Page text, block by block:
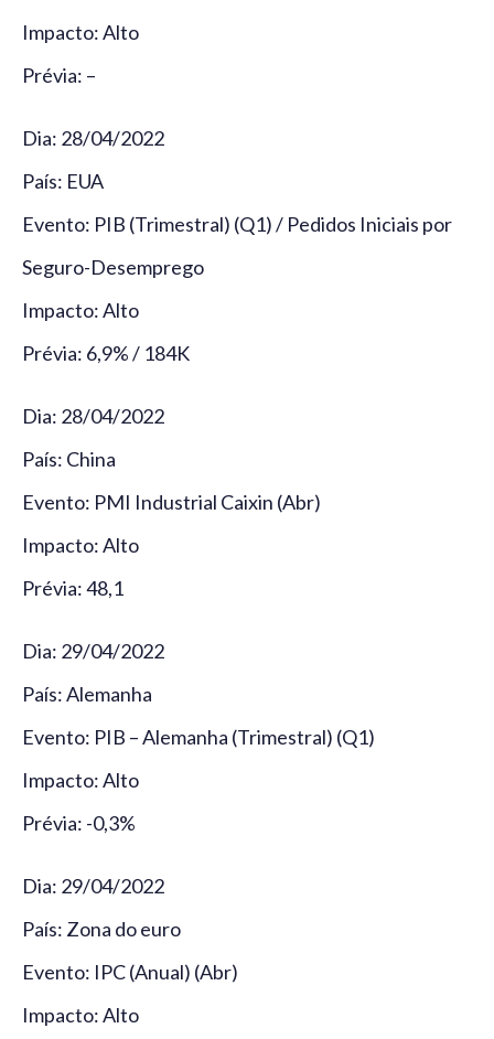
Impacto: Alto
Prévia: –
Dia: 28/04/2022
País: EUA
Evento: PIB (Trimestral) (Q1) / Pedidos Iniciais por
Seguro-Desemprego
Impacto: Alto
Prévia: 6,9% / 184K
Dia: 28/04/2022
País: China
Evento: PMI Industrial Caixin (Abr)
Impacto: Alto
Prévia: 48,1
Dia: 29/04/2022
País: Alemanha
Evento: PIB – Alemanha (Trimestral) (Q1)
Impacto: Alto
Prévia: -0,3%
Dia: 29/04/2022
País: Zona do euro
Evento: IPC (Anual) (Abr)
Impacto: Alto